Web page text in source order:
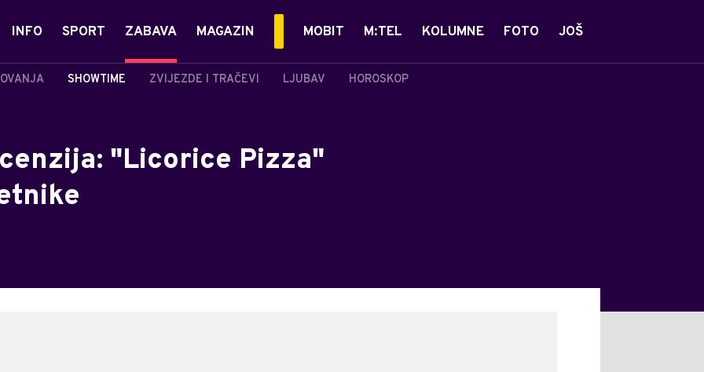
INFO SPORT ZABAVA
SHOWTIME ZVIJEZDE I TRAČEVI LJUBAV HOROSKOP
MAGAZIN MOBIT M:TEL KOLUMNE FOTO JOŠ
"Licorice Pizza"